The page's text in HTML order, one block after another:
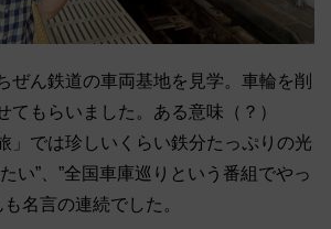
ぜん鉄道の車両基地を見学。車輪を削
てもらいました。ある意味（？）
」では珍しいくらい鉄分たっぷりの光
い”、”全国車庫巡りという番組でやっ
名言の連続でした。